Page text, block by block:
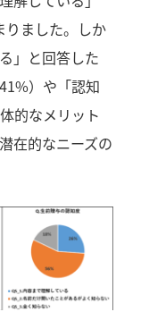
りました。しか
」と回答した
）や「認知
的なメリット
在的なニーズの